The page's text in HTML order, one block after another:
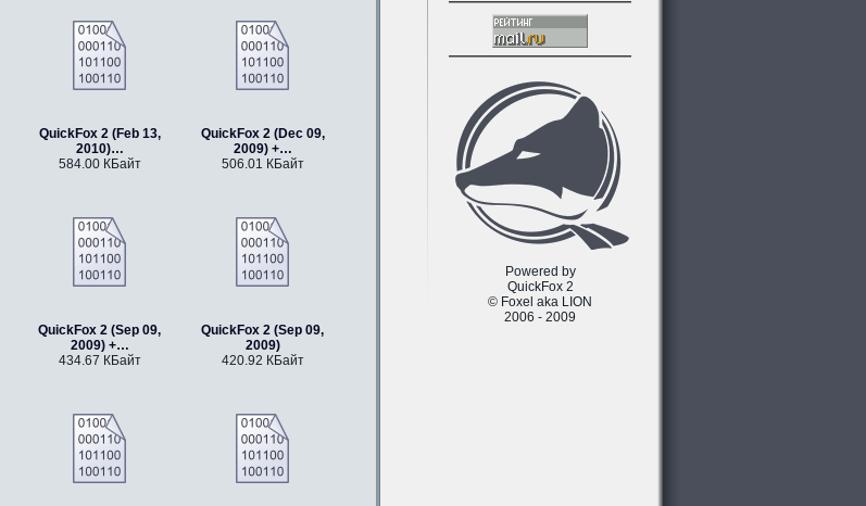
QuickFox 2 (Feb 13,
2010)…
584.00 КБайт
QuickFox 2 (Dec 09,
2009) +…
506.01 КБайт
QuickFox 2 (Sep 09,
2009) +…
434.67 КБайт
QuickFox 2 (Sep 09,
2009)
420.92 КБайт
Powered by
QuickFox 2
© Foxel aka LION
2006 - 2009